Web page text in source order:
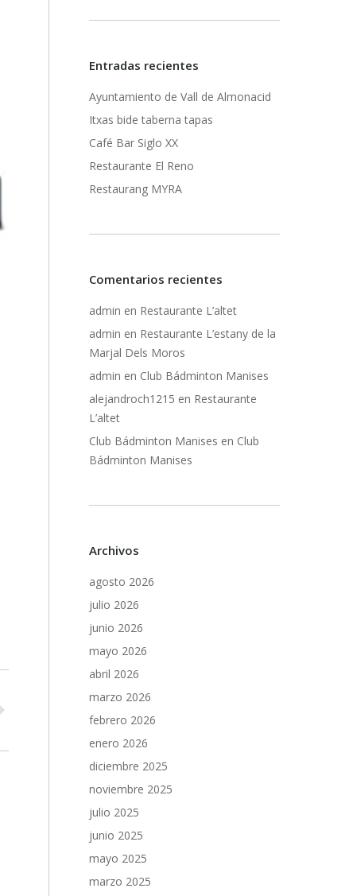
Entradas recientes
Ayuntamiento de Vall de Almonacid
Itxas bide taberna tapas
Café Bar Siglo XX
Restaurante El Reno
Restaurang MYRA
Comentarios recientes
admin en Restaurante L’altet
admin en Restaurante L’estany de la
Marjal Dels Moros
admin en Club Bádminton Manises
alejandroch1215 en Restaurante
L’altet
Club Bádminton Manises en Club
Bádminton Manises
Archivos
agosto 2026
julio 2026
junio 2026
mayo 2026
abril 2026
marzo 2026
febrero 2026
enero 2026
diciembre 2025
noviembre 2025
julio 2025
junio 2025
mayo 2025
marzo 2025